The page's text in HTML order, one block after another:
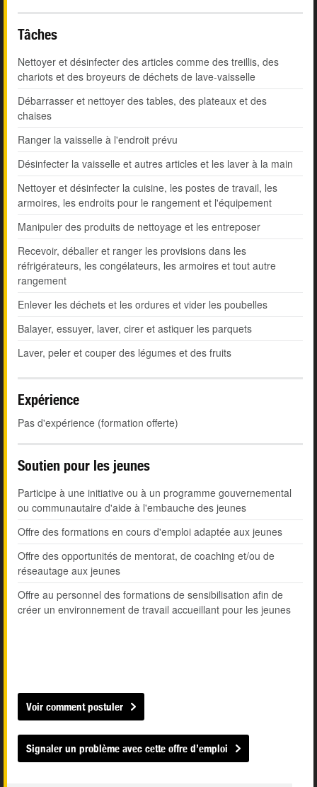
Tâches
Nettoyer et désinfecter des articles comme des treillis, des
chariots et des broyeurs de déchets de lave-vaisselle
Débarrasser et nettoyer des tables, des plateaux et des
chaises
Ranger la vaisselle à l'endroit prévu
Désinfecter la vaisselle et autres articles et les laver à la main
Nettoyer et désinfecter la cuisine, les postes de travail, les
armoires, les endroits pour le rangement et l'équipement
Manipuler des produits de nettoyage et les entreposer
Recevoir, déballer et ranger les provisions dans les
réfrigérateurs, les congélateurs, les armoires et tout autre
rangement
Enlever les déchets et les ordures et vider les poubelles
Balayer, essuyer, laver, cirer et astiquer les parquets
Laver, peler et couper des légumes et des fruits
Expérience
Pas d'expérience (formation offerte)
Soutien pour les jeunes
Participe à une initiative ou à un programme gouvernemental
ou communautaire d'aide à l'embauche des jeunes
Offre des formations en cours d'emploi adaptée aux jeunes
Offre des opportunités de mentorat, de coaching et/ou de
réseautage aux jeunes
Offre au personnel des formations de sensibilisation afin de
créer un environnement de travail accueillant pour les jeunes
Voir comment postuler
Signaler un problème avec cette offre d’emploi